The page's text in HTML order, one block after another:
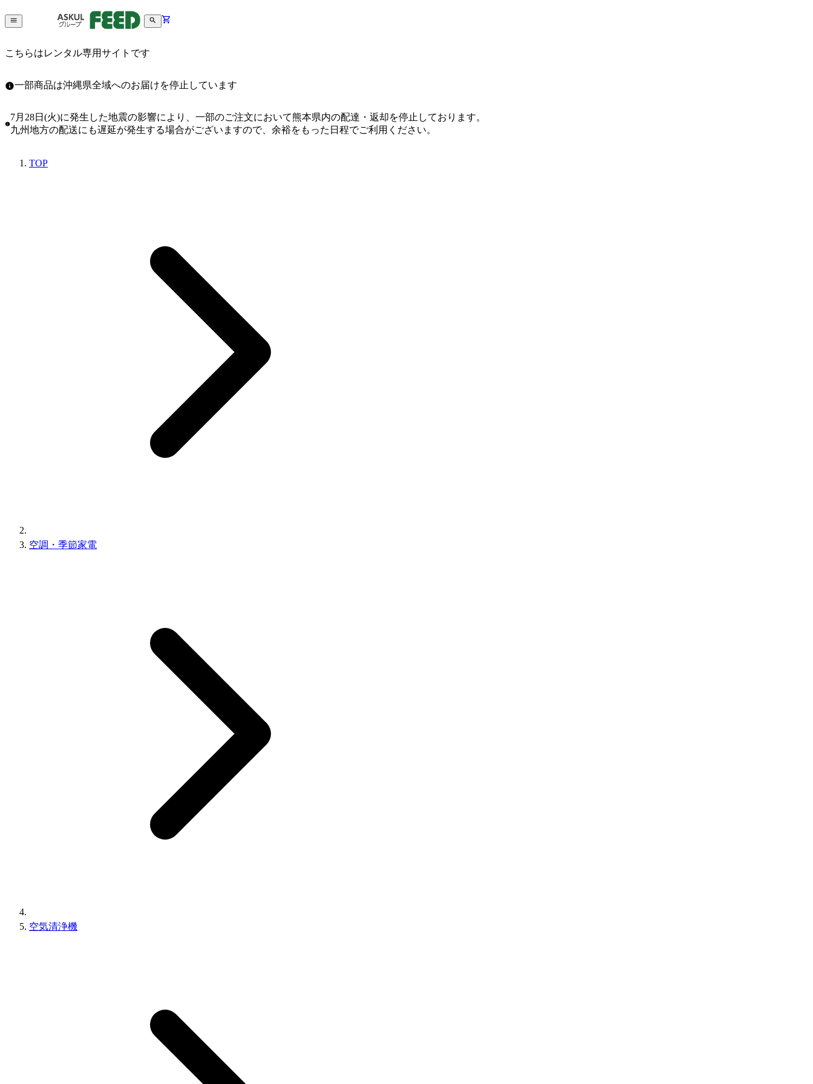
こちらはレンタル専用サイトです
一部商品は沖縄県全域へのお届けを停止しています
7月28日(火)に発生した地震の影響により、一部のご注文において熊本県内の配達・返却を停止しております。
九州地方の配送にも遅延が発生する場合がございますので、余裕をもった日程でご利用ください。
TOP
空調・季節家電
空気清浄機